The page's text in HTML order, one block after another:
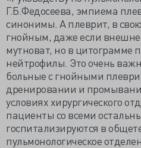
Г.Б.Федосеева, эмпиема
синонимы. А плеврит, в
гнойным, даже если
мутноват, но в цитограмме
нейтрофилы. Это очень
больные с гнойными
дренировании и
условиях хирургического
пациенты со всеми
госпитализируются в
пульмонологическое